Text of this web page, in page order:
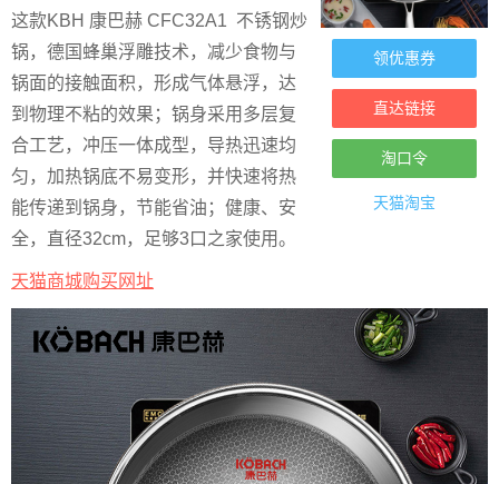
领优惠券
直达链接
淘口令
天猫淘宝
这款KBH 康巴赫 CFC32A1 不锈钢炒
锅，德国蜂巢浮雕技术，减少食物与
锅面的接触面积，形成气体悬浮，达
到物理不粘的效果；锅身采用多层复
合工艺，冲压一体成型，导热迅速均
匀，加热锅底不易变形，并快速将热
能传递到锅身，节能省油；健康、安
全，直径32cm，足够3口之家使用。
天猫商城购买网址